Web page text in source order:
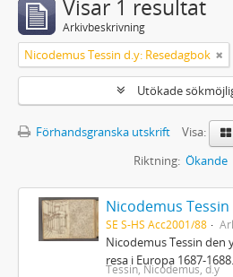
Visar 1 resultat
Arkivbeskrivning
Nicodemus Tessin d.y: Resedagbok
Utökade
Förhandsgranska utskrift
Visa:
Riktning: Ökande
Nicodemus
SE S-HS Acc2001/88
Nicodemus Tessin den
resa i Europa 1687-
Tessin, Nicodemus, d.y